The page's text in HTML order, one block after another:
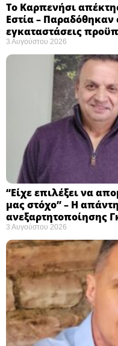
Το Καρπενήσι
Εστία – Παραδόθηκαν
εγκαταστάσεις
3 Αυγούστου 2026
“Είχε επιλέξει να
μας στόχο” – Η
ανεξαρτητοποίησης
3 Αυγούστου 2026